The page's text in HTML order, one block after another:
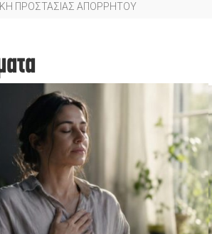
ΠΡΟΣΤΑΣΙΑΣ ΑΠΟΡΡΗΤΟΥ